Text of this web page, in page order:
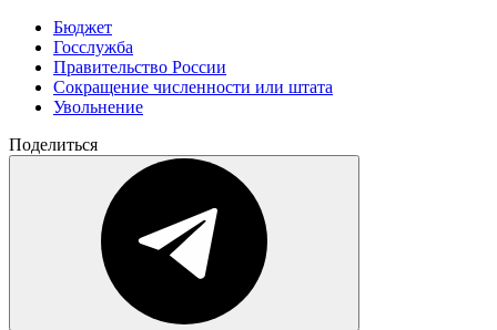
Бюджет
Госслужба
Правительство России
Сокращение численности или штата
Увольнение
Поделиться